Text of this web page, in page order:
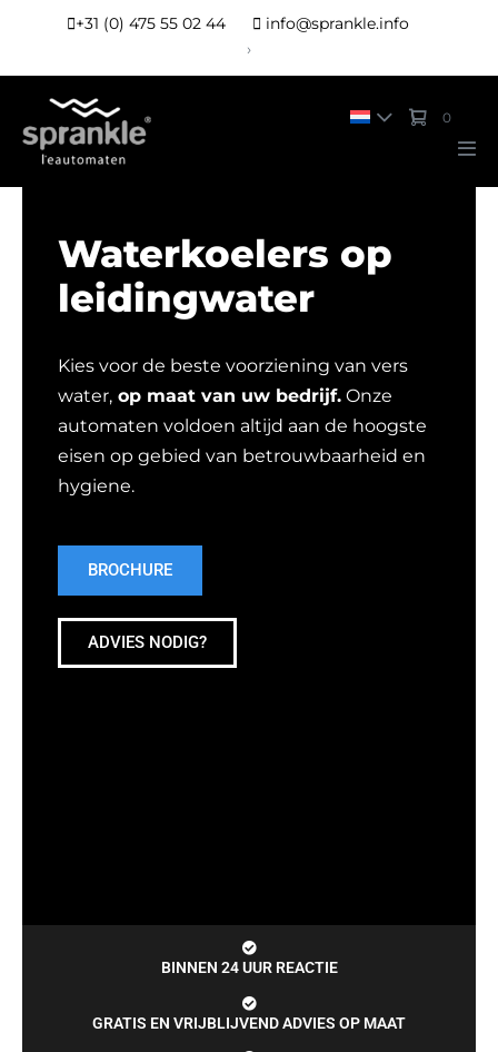
+31 (0) 475 55 02 44
info@sprankle.info
›
0
Waterkoelers op
leidingwater
Kies voor de beste voorziening van vers
water, op maat van uw bedrijf. Onze
automaten voldoen altijd aan de hoogste
eisen op gebied van betrouwbaarheid en
hygiene.
BROCHURE
ADVIES NODIG?
BINNEN 24 UUR REACTIE
GRATIS EN VRIJBLIJVEND ADVIES OP MAAT